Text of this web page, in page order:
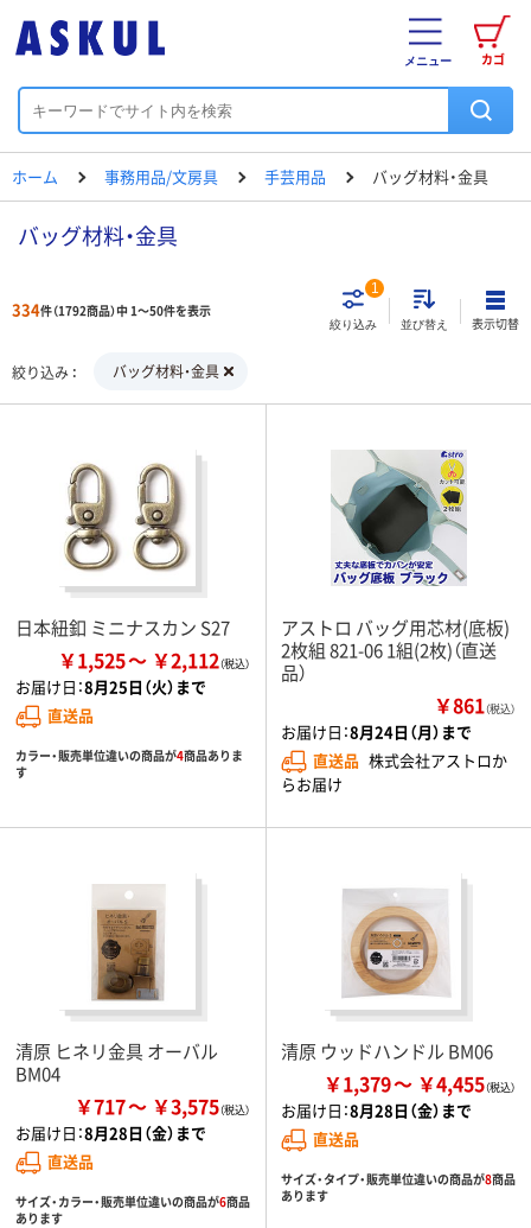
カゴ
メニュー
ホーム 事務用品/文房具 手芸用品 バッグ材料・金具
バッグ材料・金具
334件（1792商品）中 1～50件を表示
絞り込み
1
並び替え 表示切替
絞り込み バッグ材料・金具
日本紐釦 ミニナスカン S27
￥1,525 ￥2,112
お届け日：8月25日（火）まで
直送品
カラー・販売単位違いの商品が4商品ありま
す
アストロ バッグ用芯材(底板)
2枚組 821-06 1組(2枚)（直送
品）
￥861（税込）
お届け日：8月24日（月）まで
直送品 株式会社アストロか
らお届け
清原 ヒネリ金具 オーバル
BM04
￥717 ￥3,575
お届け日：8月28日（金）まで
直送品
サイズ・カラー・販売単位違いの商品が6商品
あります
清原 ウッドハンドル BM06
￥1,379 ￥4,455
お届け日：8月28日（金）まで
直送品
サイズ・タイプ・販売単位違いの商品が8商品
あります